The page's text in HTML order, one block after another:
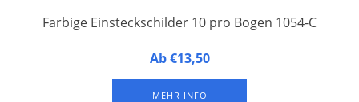
Farbige Einsteckschilder 10 pro Bogen 1054-C
10 Einsteckschilder auf einem A4-Druckbogen aus
Laser- und Tintenstrahldruckern. Geeignet als Einlage in die
Ausweishülle 1054.90.
Ab €13,50
MEHR INFO